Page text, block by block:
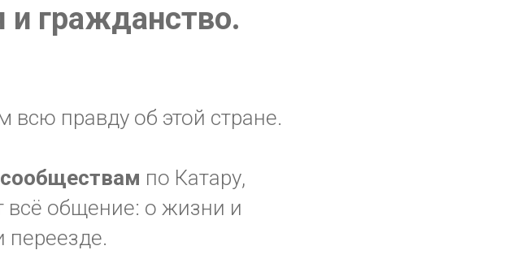
и гражданство.
всю правду об этой стране.
сообществам по Катару,
всё общение: о жизни и
переезде.